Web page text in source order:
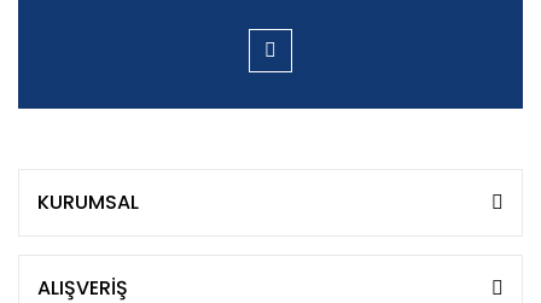
KURUMSAL
ALIŞVERİŞ